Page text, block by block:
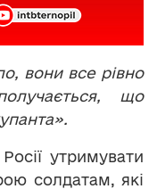
вони все рівно
що
утримувати
солдатам, які